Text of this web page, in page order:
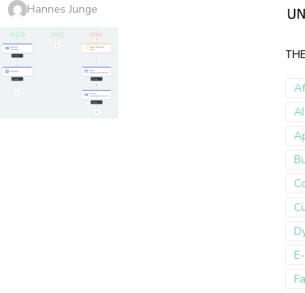
Author
Hannes Junge